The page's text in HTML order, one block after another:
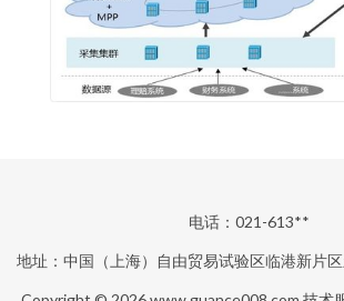
电话：021-613**
地址：中国（上海）自由贸易试验区临港新片